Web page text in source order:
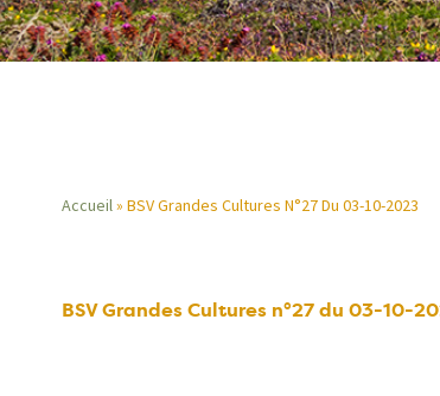
d'Ariane
Accueil BSV Grandes Cultures N°27 Du 03-10-2023
BSV Grandes Cultures n°27 du 03-10-